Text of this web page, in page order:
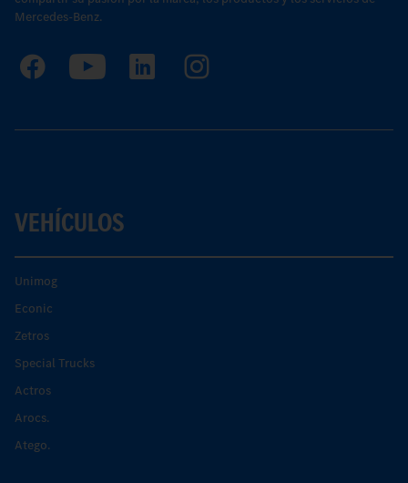
Mercedes-Benz.
VEHÍCULOS
Unimog
Econic
Zetros
Special Trucks
Actros
Arocs.
Atego.